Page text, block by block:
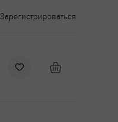
Зарегистрироваться